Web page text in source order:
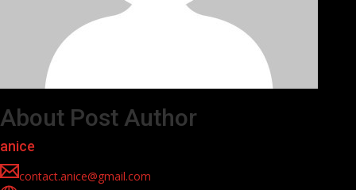
About Post Author
anice
contact.anice@gmail.com